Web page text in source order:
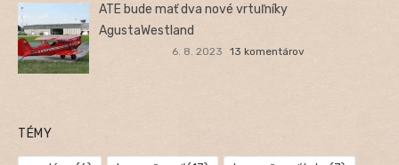
ATE bude mať dva nové vrtuľníky
AgustaWestland
6. 8. 2023 13 komentárov
TÉMY